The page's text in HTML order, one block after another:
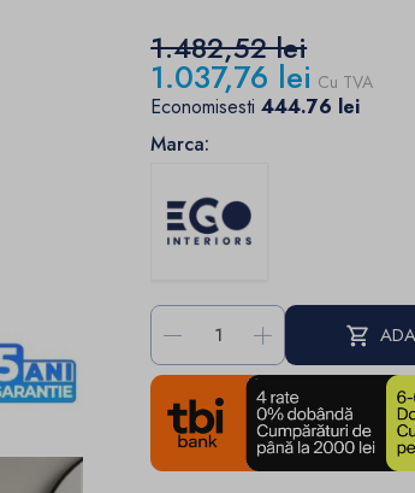
1.482,52 lei
1.037,76 lei Cu TVA
Economisesti 444.76 lei
Marca:
- +